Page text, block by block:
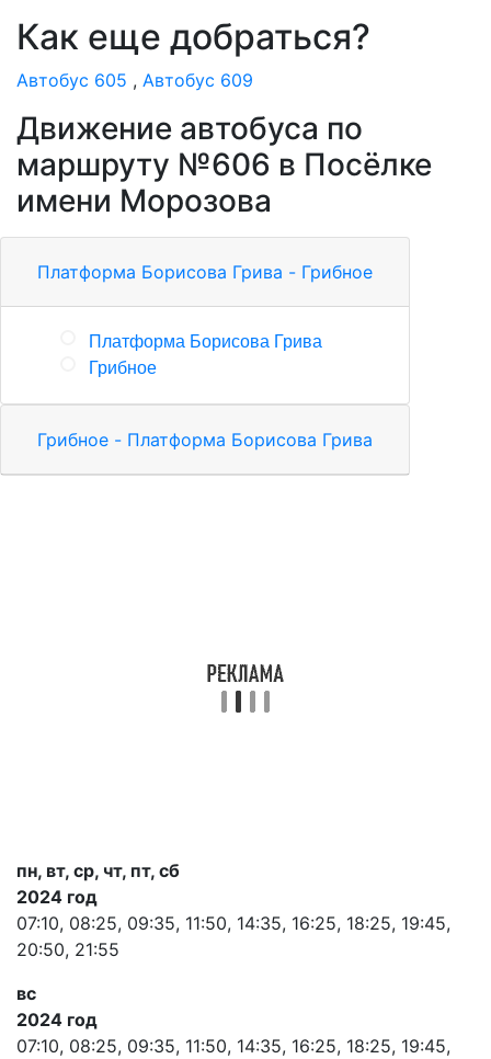
Как еще добраться?
Автобус 605 , Автобус 609
Движение автобуса по
маршруту №606 в Посёлке
имени Морозова
Платформа Борисова Грива - Грибное
Платформа Борисова Грива
Грибное
Грибное - Платформа Борисова Грива
пн, вт, ср, чт, пт, сб
2024 год
07:10, 08:25, 09:35, 11:50, 14:35, 16:25, 18:25, 19:45,
20:50, 21:55
вс
2024 год
07:10, 08:25, 09:35, 11:50, 14:35, 16:25, 18:25, 19:45,